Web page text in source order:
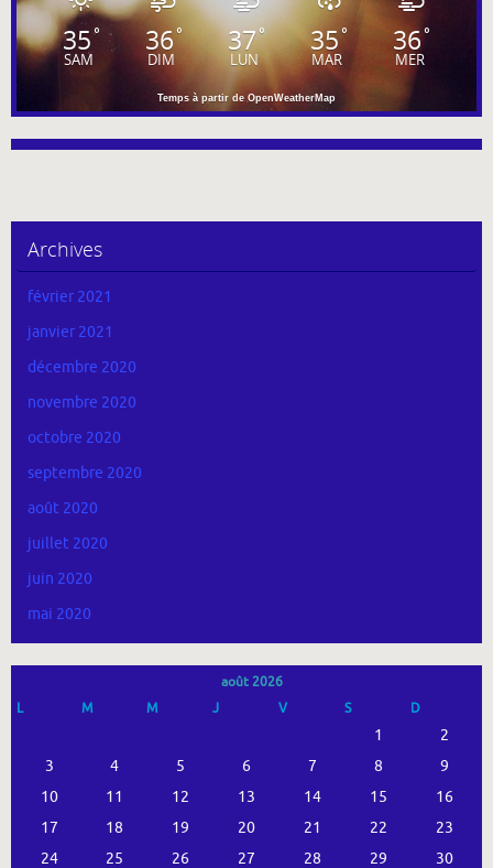
35°
SAM
36°
DIM
37°
LUN
35°
MAR
36°
MER
Temps à partir de OpenWeatherMap
Archives
février 2021
janvier 2021
décembre 2020
novembre 2020
octobre 2020
septembre 2020
août 2020
juillet 2020
juin 2020
mai 2020
août 2026
L
M M J V S D
1
2
3
4 5 6 7 8
9
10
11 12 13 14 15
16
17
18 19 20 21 22
23
24
25 26 27 28 29 30